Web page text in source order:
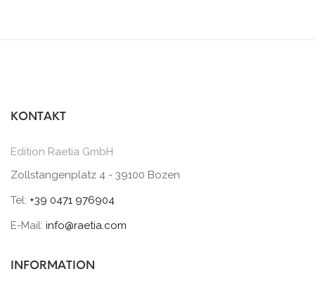
KONTAKT
Edition Raetia GmbH
Zollstangenplatz 4 - 39100 Bozen
Tel: +39 0471 976904
E-Mail: info@raetia.com
INFORMATION